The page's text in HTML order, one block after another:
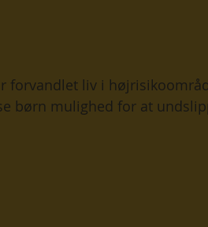
forvandlet liv i
børn mulighed for at